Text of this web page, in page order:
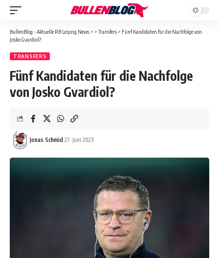
BullenBlog - Aktuelle RB Leipzig News > >Transfers > Fünf Kandidaten für die Nachfolge von
Josko Gvardiol?
TRANSFERS
Fünf Kandidaten für die Nachfolge
von Josko Gvardiol?
Jonas Schmid 27. Juni 2023